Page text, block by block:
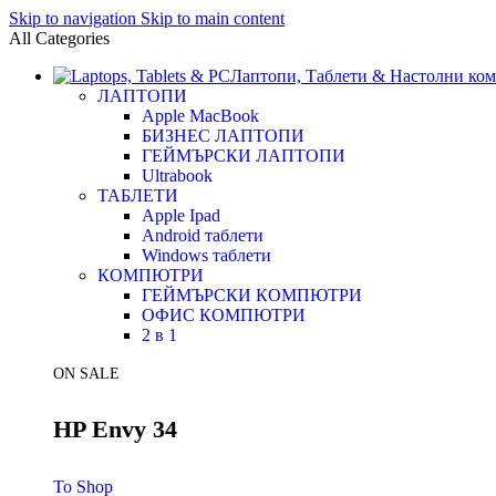
Skip to navigation Skip to main content
All Categories
Лаптопи, Таблети & Настолни
ЛАПТОПИ
Apple MacBook
БИЗНЕС ЛАПТОПИ
ГЕЙМЪРСКИ ЛАПТОПИ
Ultrabook
ТАБЛЕТИ
Apple Ipad
Android таблети
Windows таблети
КОМПЮТРИ
ГЕЙМЪРСКИ КОМПЮТРИ
ОФИС КОМПЮТРИ
2 в 1
ON SALE
HP Envy 34
To Shop